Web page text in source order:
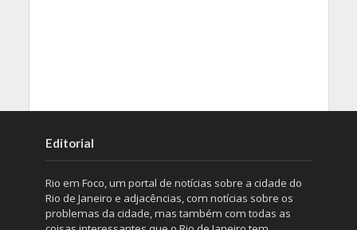
Editorial
Rio em Foco, um portal de notícias sobre a cidade do
Rio de Janeiro e adjacências, com notícias sobre os
problemas da cidade, mas também com todas as